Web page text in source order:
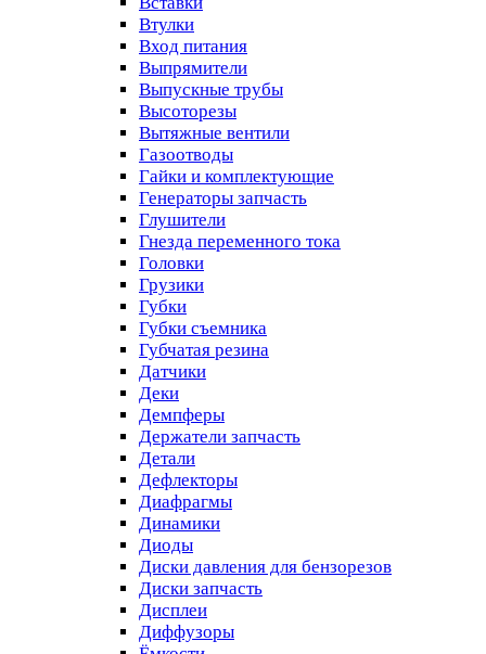
Втулки
Вход питания
Выпрямители
Выпускные трубы
Высоторезы
Вытяжные вентили
Газоотводы
Гайки и комплектующие
Генераторы запчасть
Глушители
Гнезда переменного тока
Головки
Грузики
Губки
Губки съемника
Губчатая резина
Датчики
Деки
Демпферы
Держатели запчасть
Детали
Дефлекторы
Диафрагмы
Динамики
Диоды
Диски давления для бензорезов
Диски запчасть
Дисплеи
Диффузоры